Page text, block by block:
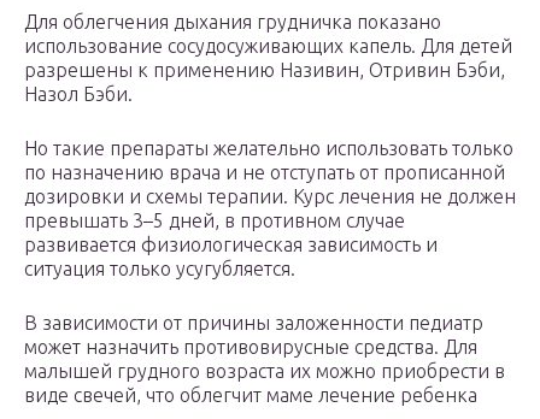
Для облегчения дыхания грудничка показано
использование сосудосуживающих капель. Для детей
разрешены к применению Називин, Отривин Бэби,
Назол Бэби.
Но такие препараты желательно использовать только
по назначению врача и не отступать от прописанной
дозировки и схемы терапии. Курс лечения не должен
превышать 3–5 дней, в противном случае
развивается физиологическая зависимость и
ситуация только усугубляется.
В зависимости от причины заложенности педиатр
может назначить противовирусные средства. Для
малышей грудного возраста их можно приобрести в
виде свечей, что облегчит маме лечение ребенка